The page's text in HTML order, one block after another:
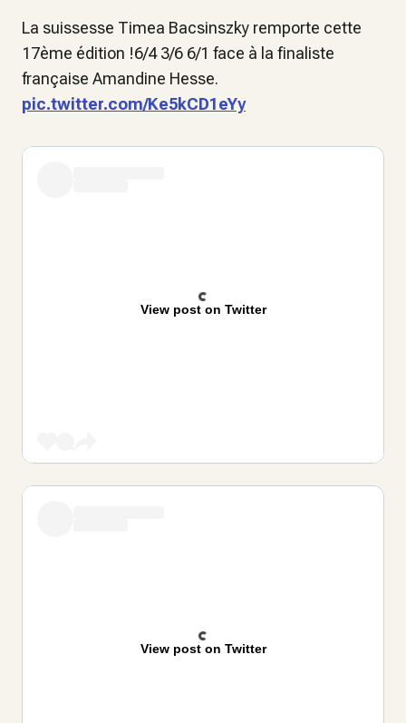
La suissesse Timea Bacsinszky remporte cette
17ème édition !6/4 3/6 6/1 face à la finaliste
française Amandine Hesse.
pic.twitter.com/Ke5kCD1eYy
View post on Twitter
View post on Twitter